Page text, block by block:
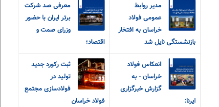
مدیر روابط
عمومی فولاد
خراسان به افتخار
بازنشستگی نایل شد
معرفی صد شرکت
برتر ایران با حضور
وزرای صمت و
اقتصاد؛
انعکاس فولاد
خراسان - به
گزارش خبرگزاری
ایرنا:
ثبت رکورد جدید
تولید در
فولادسازی مجتمع
فولاد خراسان